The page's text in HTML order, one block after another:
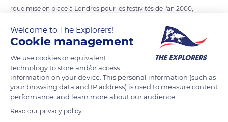
roue mise en place à Londres pour les festivités de l'an 2000,
Welcome to The Explorers!
Cookie management
We use cookies or equivalent
technology to store and/or access
information on your device. This personal information (such as
your browsing data and IP address) is used to measure content
performance, and learn more about our audience.
Read our privacy policy